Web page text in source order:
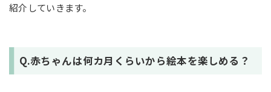
紹介していきます。
Q.赤ちゃんは何カ月くらいから絵本を楽しめる？